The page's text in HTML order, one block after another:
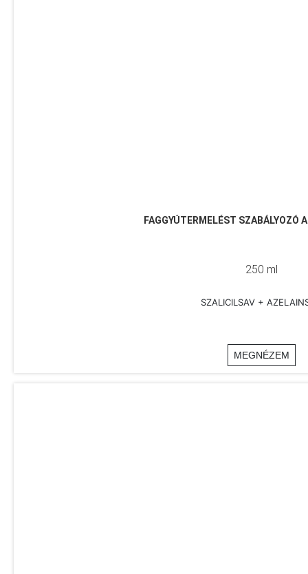
FAGGYÚTERMELÉST SZABÁLYOZÓ
250 ml
SZALICILSAV +
MEGNÉZEM